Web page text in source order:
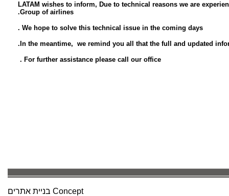
LATAM wishes to inform, Due to technical reasons we are
Group of airlines.
We hope to solve this technical issue in the coming days .
In the meantime, we remind you all that the full and updated
For further assistance please call our office .
בניית אתרים Concept